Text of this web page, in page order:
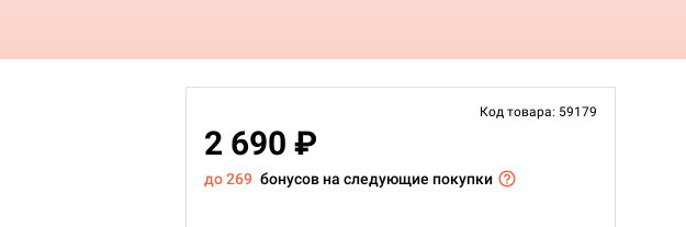
Код товара: 59179
2 690 ₽
до 269 бонусов на следующие покупки